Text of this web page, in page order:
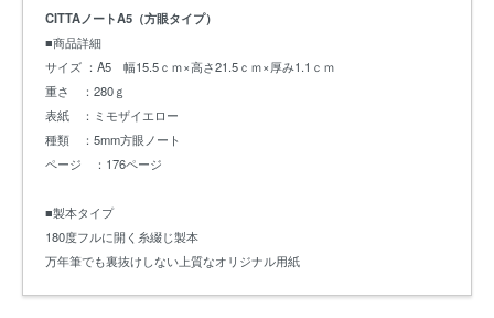
CITTAノートA5（方眼タイプ）
■商品詳細
サイズ ：A5 幅15.5ｃｍ×高さ21.5ｃｍ×厚み1.1ｃｍ
重さ ：280ｇ
表紙 ：ミモザイエロー
種類 ：5mm方眼ノート
ページ ：176ページ
■製本タイプ
180度フルに開く糸綴じ製本
万年筆でも裏抜けしない上質なオリジナル用紙